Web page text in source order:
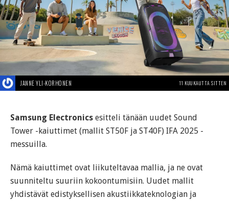
JANNE YLI-KORHONEN 11 KUUKAUTTA SITTEN
Samsung Electronics esitteli tänään uudet Sound
Tower -kaiuttimet (mallit ST50F ja ST40F) IFA 2025 -
messuilla.
Nämä kaiuttimet ovat liikuteltavaa mallia, ja ne ovat
suunniteltu suuriin kokoontumisiin. Uudet mallit
yhdistävät edistyksellisen akustiikkateknologian ja